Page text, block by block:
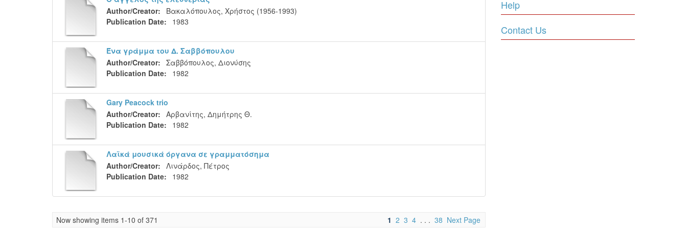
Author/Creator:
Βακαλόπουλος, Χρήστος (1956-1993)
Publication Date:
1983
Ένα γράμμα του Δ. Σαββόπουλου
Author/Creator: Σαββόπουλος, Διονύσης
Publication Date:
1982
Gary Peacock trio
Author/Creator: Αρβανίτης, Δημήτρης Θ.
Publication Date:
1982
Λαϊκά μουσικά όργανα σε γραμματόσημα
Author/Creator: Λινάρδος, Πέτρος
Publication Date:
1982
Now showing items 1-10 of 371 1 2 3 4 . . . 38 Next Page
Help
Contact Us